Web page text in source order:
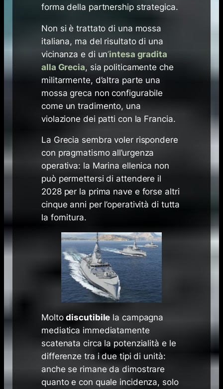
forma della partnership strategica.
Non si è trattato di una mossa
italiana, ma del risultato di una
vicinanza e di un’intesa gradita
alla Grecia, sia politicamente che
militarmente, d’altra parte una
mossa greca non configurabile
come un tradimento, una
violazione dei patti con la Francia.
La Grecia sembra voler rispondere
con pragmatismo all’urgenza
operativa: la Marina ellenica non
può permettersi di attendere il
2028 per la prima nave e forse altri
cinque anni per l’operatività di tutta
la fornitura.
Moltodiscutibile la campagna
mediatica immediatamente
scatenata circa la potenzialità e le
differenze tra i due tipi di unità:
anche se rimane da dimostrare
quanto e con quale incidenza, solo